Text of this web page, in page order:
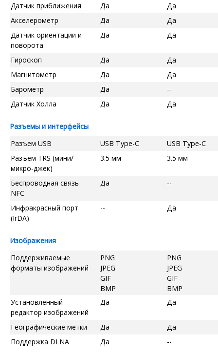
Датчик приближения Да
Да
Акселерометр
Да
Да
Датчик ориентации и
поворота
Да Да
Гироскоп Да
Да
Магнитометр
Да
Да
Барометр
Да
--
Датчик Холла
Да Да
Разъемы и интерфейсы
Разъем USB
USB Type-C
USB Type-C
Разъем TRS (мини/
микро-джек)
3.5 мм 3.5 мм
Беспроводная связь
NFC
Да --
Инфракрасный порт
(IrDA)
-- Да
Изображения
Поддерживаемые
форматы изображений
PNG
JPEG
GIF
BMP
PNG
JPEG
GIF
BMP
Установленный
редактор изображений
Да Да
Географические метки Да
Да
Поддержка DLNA
Да --